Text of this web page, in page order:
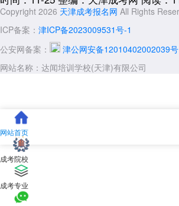
Copyright 2026 天津成考报名网 All Rights
ICP备案： 津ICP备2023009531号-1
公安网备案：
津公网安备12010402002039号
网站名称：达闻培训学校(天津)有限公司
网站首页
成考院校
成考专业